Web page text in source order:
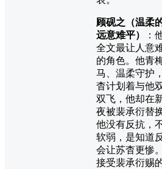
顾砚之（温柔
远意难平）
：
全文最让人意
的角色。他青
马、温柔守护
杳计划着与他
双飞，他却在
夜被裴承衍替换
他没有反抗，
软弱，是知道
会让苏杳更惨
接受裴承衍赐